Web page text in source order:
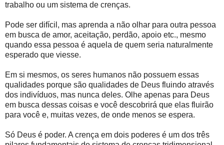
trabalho ou um sistema de crenças.
Pode ser difícil, mas aprenda a não olhar para outra pessoa
em busca de amor, aceitação, perdão, apoio etc., mesmo
quando essa pessoa é aquela de quem seria naturalmente
esperado que viesse.
Em si mesmos, os seres humanos não possuem essas
qualidades porque são qualidades de Deus fluindo através
dos indivíduos, mas nunca deles. Olhe apenas para Deus
em busca dessas coisas e você descobrirá que elas fluirão
para você e, muitas vezes, de onde menos se espera.
Só Deus é poder. A crença em dois poderes é um dos três